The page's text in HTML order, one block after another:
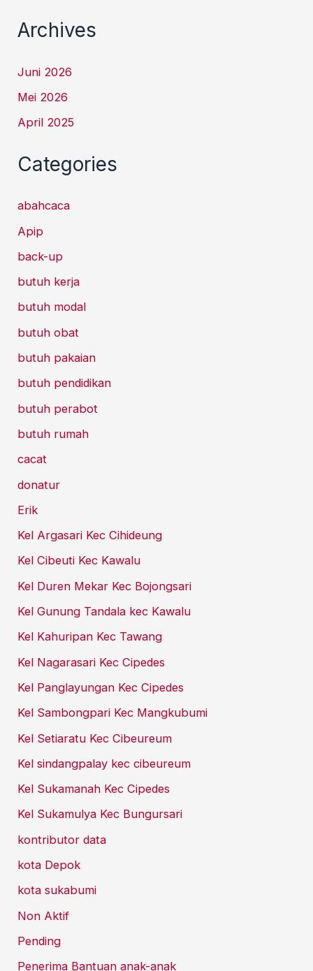
Archives
Juni 2026
Mei 2026
April 2025
Categories
abahcaca
Apip
back-up
butuh kerja
butuh modal
butuh obat
butuh pakaian
butuh pendidikan
butuh perabot
butuh rumah
cacat
donatur
Erik
Kel Argasari Kec Cihideung
Kel Cibeuti Kec Kawalu
Kel Duren Mekar Kec Bojongsari
Kel Gunung Tandala kec Kawalu
Kel Kahuripan Kec Tawang
Kel Nagarasari Kec Cipedes
Kel Panglayungan Kec Cipedes
Kel Sambongpari Kec Mangkubumi
Kel Setiaratu Kec Cibeureum
Kel sindangpalay kec cibeureum
Kel Sukamanah Kec Cipedes
Kel Sukamulya Kec Bungursari
kontributor data
kota Depok
kota sukabumi
Non Aktif
Pending
Penerima Bantuan anak-anak